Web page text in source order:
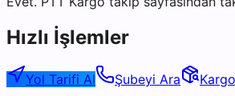
Hızlı İşlemler
Yol Tarifi Al Şubeyi Ara